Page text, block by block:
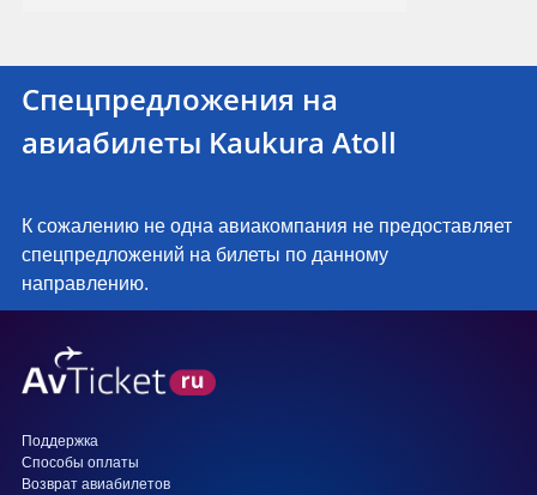
Спецпредложения на
авиабилеты Kaukura Atoll
К сожалению не одна авиакомпания не предоставляет
спецпредложений на билеты по данному
направлению.
Поддержка
Способы оплаты
Возврат авиабилетов